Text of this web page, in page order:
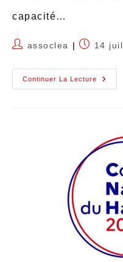
capacité…
assoclea 14
Continuer La Lecture